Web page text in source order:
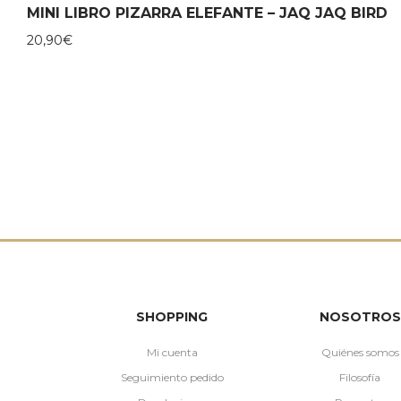
MINI LIBRO PIZARRA ELEFANTE – JAQ JAQ BIRD
20,90€
SHOPPING
Mi cuenta
Seguimiento pedido
NOSOTROS
Quiénes somos
Filosofía